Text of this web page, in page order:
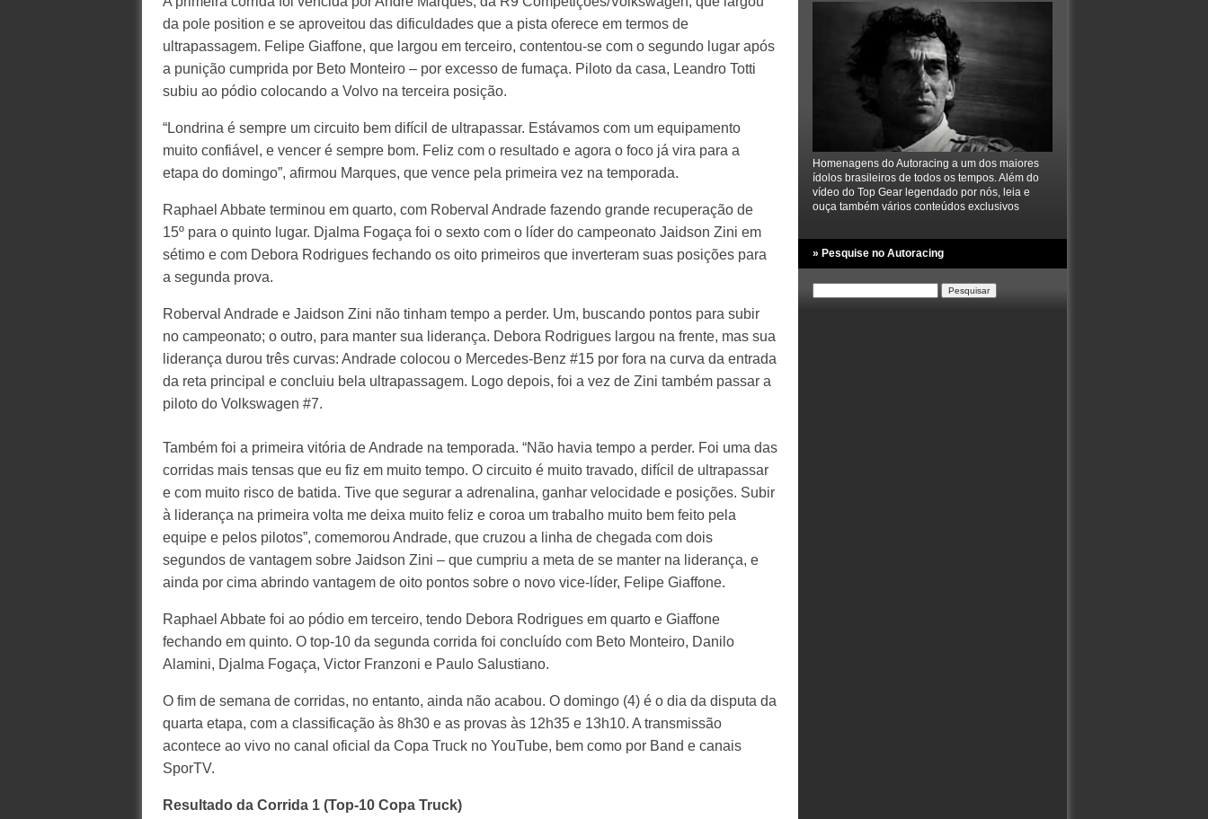
da pole position e se aproveitou das dificuldades que a pista oferece em termos de
ultrapassagem. Felipe Giaffone, que largou em terceiro, contentou-se com o segundo lugar após
a punição cumprida por Beto Monteiro – por excesso de fumaça. Piloto da casa, Leandro Totti
subiu ao pódio colocando a Volvo na terceira posição.
“Londrina é sempre um circuito bem difícil de ultrapassar. Estávamos com um equipamento
muito confiável, e vencer é sempre bom. Feliz com o resultado e agora o foco já vira para a
etapa do domingo”, afirmou Marques, que vence pela primeira vez na temporada.
Raphael Abbate terminou em quarto, com Roberval Andrade fazendo grande recuperação de
15º para o quinto lugar. Djalma Fogaça foi o sexto com o líder do campeonato Jaidson Zini em
sétimo e com Debora Rodrigues fechando os oito primeiros que inverteram suas posições para
a segunda prova.
Roberval Andrade e Jaidson Zini não tinham tempo a perder. Um, buscando pontos para subir
no campeonato; o outro, para manter sua liderança. Debora Rodrigues largou na frente, mas sua
liderança durou três curvas: Andrade colocou o Mercedes-Benz #15 por fora na curva da entrada
da reta principal e concluiu bela ultrapassagem. Logo depois, foi a vez de Zini também passar a
piloto do Volkswagen #7.
Também foi a primeira vitória de Andrade na temporada. “Não havia tempo a perder. Foi uma das
corridas mais tensas que eu fiz em muito tempo. O circuito é muito travado, difícil de ultrapassar
e com muito risco de batida. Tive que segurar a adrenalina, ganhar velocidade e posições. Subir
à liderança na primeira volta me deixa muito feliz e coroa um trabalho muito bem feito pela
equipe e pelos pilotos”, comemorou Andrade, que cruzou a linha de chegada com dois
segundos de vantagem sobre Jaidson Zini – que cumpriu a meta de se manter na liderança, e
ainda por cima abrindo vantagem de oito pontos sobre o novo vice-líder, Felipe Giaffone.
Raphael Abbate foi ao pódio em terceiro, tendo Debora Rodrigues em quarto e Giaffone
fechando em quinto. O top-10 da segunda corrida foi concluído com Beto Monteiro, Danilo
Alamini, Djalma Fogaça, Victor Franzoni e Paulo Salustiano.
O fim de semana de corridas, no entanto, ainda não acabou. O domingo (4) é o dia da disputa da
quarta etapa, com a classificação às 8h30 e as provas às 12h35 e 13h10. A transmissão
acontece ao vivo no canal oficial da Copa Truck no YouTube, bem como por Band e canais
SporTV.
Resultado da Corrida 1 (Top-10 Copa Truck)
Homenagens do Autoracing a um dos maiores
ídolos brasileiros de todos os tempos. Além do
vídeo do Top Gear legendado por nós, leia e
ouça também vários conteúdos exclusivos
» Pesquise no Autoracing
por: